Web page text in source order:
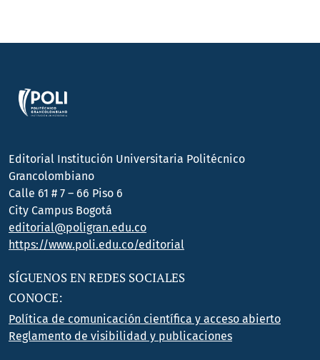
Editorial Institución Universitaria Politécnico
Grancolombiano
Calle 61 # 7 – 66 Piso 6
City Campus Bogotá
editorial@poligran.edu.co
https://www.poli.edu.co/editorial
SÍGUENOS EN REDES SOCIALES
CONOCE:
Política de comunicación científica y acceso abierto
Reglamento de visibilidad y publicaciones